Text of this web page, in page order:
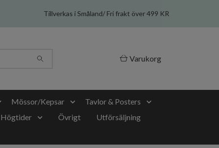
Tillverkas i Småland/ Fri frakt över 499 KR
Varukorg
Mössor/Kepsar
Tavlor & Posters
Högtider Övrigt
Utförsäljning